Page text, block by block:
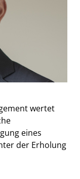
wertet
eines
der Erholung